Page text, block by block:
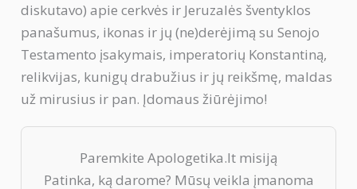
diskutavo) apie cerkvės ir Jeruzalės šventyklos
panašumus, ikonas ir jų (ne)derėjimą su Senojo
Testamento įsakymais, imperatorių Konstantiną,
relikvijas, kunigų drabužius ir jų reikšmę, maldas
už mirusius ir pan. Įdomaus žiūrėjimo!
Paremkite Apologetika.lt misiją
Patinka, ką darome? Mūsų veikla įmanoma